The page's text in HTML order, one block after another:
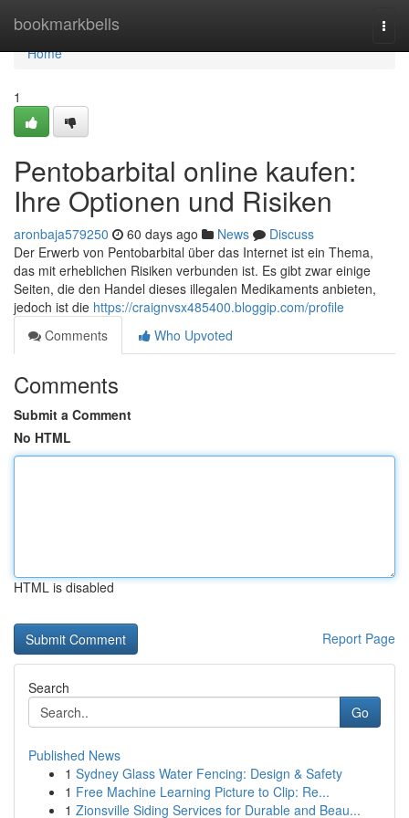
bookmarkbells
Home
Home
1
Pentobarbital online kaufen:
Ihre Optionen und Risiken
aronbaja579250 60 days ago News
Discuss
Der Erwerb von Pentobarbital über das Internet ist ein Thema,
das mit erheblichen Risiken verbunden ist. Es gibt zwar einige
Seiten, die den Handel dieses illegalen Medikaments anbieten,
jedoch ist die https://craignvsx485400.bloggip.com/profile
Comments
Who Upvoted
Comments
Submit a Comment
No HTML
HTML is disabled
Report Page
Search
Go
Published News
1 Sydney Glass Water Fencing: Design & Safety
1 Free Machine Learning Picture to Clip: Re...
1 Zionsville Siding Services for Durable and Beau...